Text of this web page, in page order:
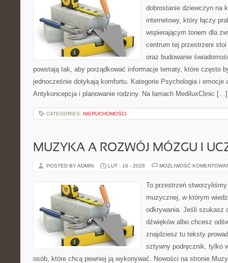
dobrostanie dziewczyn na
internetowy, który łączy
wspierającym tonem dla
centrum tej przestrzeni
oraz budowanie
powstają tak, aby porządkować informacje tematy, które często
jednocześnie dotykają komfortu. Kategorie Psychologia i emocje
Antykoncepcja i planowanie rodziny. Na łamach MediluxClinic […]
CATEGORIES: NIERUCHOMOŚCI
MUZYKA A ROZWÓJ MÓZGU I
POSTED BY ADMIN LUT - 16 - 2026 MOŻLIWOŚĆ
To przestrzeń
muzycznej, w którym
odkrywania. Jeśli szukasz
dźwięków albo chcesz
znajdziesz tu teksty
sztywny podręcznik, tylko
osób, które chcą pewniej ją wykonywać. Nowości na stronie